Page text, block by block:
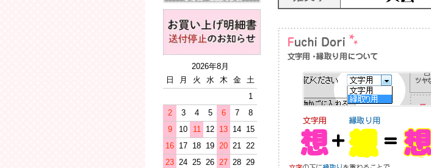
2026年8月
日
月 火 水 木 金
土
1
2
3 4 5 6 7
8
9
10 11 12 13 14 15
16 17 18 19 20 21 22
23 24 25 26 27 28 29